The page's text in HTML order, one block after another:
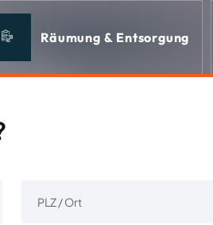
Räumung & Entsorgung